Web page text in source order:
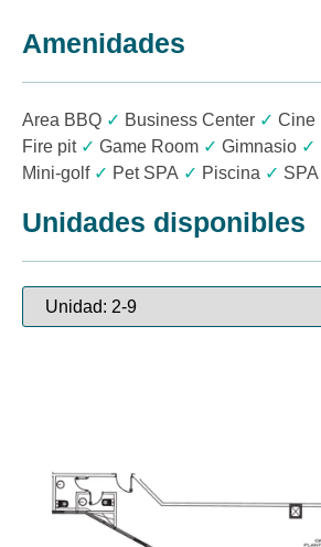
Amenidades
Area BBQ ✓ Business Center ✓ Cine
Fire pit✓ Game Room ✓ Gimnasio ✓
Mini-golf✓ Pet SPA ✓ Piscina ✓ SPA
Unidades disponibles